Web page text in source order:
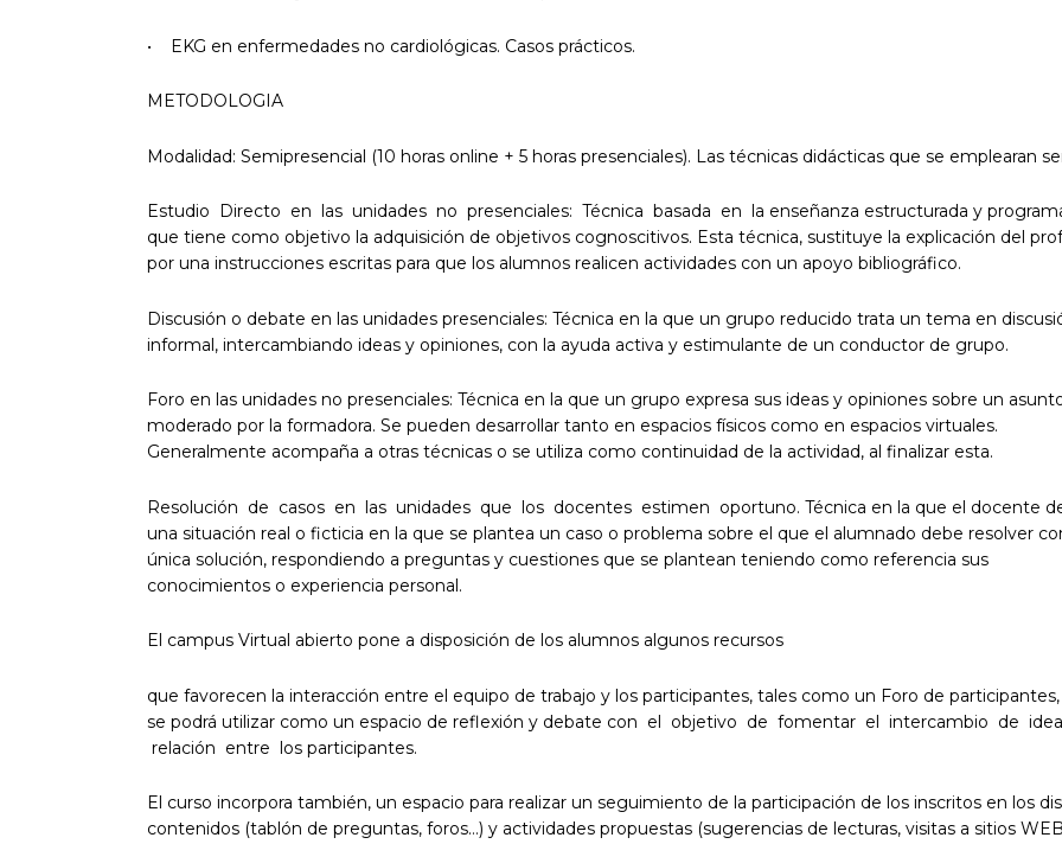
• EKG en enfermedades no cardiológicas. Casos prácticos.
METODOLOGIA
Modalidad: Semipresencial (10 horas online + 5 horas presenciales). Las técnicas didácticas que se emplearan
Estudio Directo en las unidades no presenciales: Técnica basada en la enseñanza estructurada y
que tiene como objetivo la adquisición de objetivos cognoscitivos. Esta técnica, sustituye la explicación del
por una instrucciones escritas para que los alumnos realicen actividades con un apoyo bibliográfico.
Discusión o debate en las unidades presenciales: Técnica en la que un grupo reducido trata un tema en
informal, intercambiando ideas y opiniones, con la ayuda activa y estimulante de un conductor de grupo.
Foro en las unidades no presenciales: Técnica en la que un grupo expresa sus ideas y opiniones sobre un
moderado por la formadora. Se pueden desarrollar tanto en espacios físicos como en espacios virtuales.
Generalmente acompaña a otras técnicas o se utiliza como continuidad de la actividad, al finalizar esta.
Resolución de casos en las unidades que los docentes estimen oportuno. Técnica en la que el docente
una situación real o ficticia en la que se plantea un caso o problema sobre el que el alumnado debe resolver
única solución, respondiendo a preguntas y cuestiones que se plantean teniendo como referencia sus
conocimientos o experiencia personal.
El campus Virtual abierto pone a disposición de los alumnos algunos recursos
que favorecen la interacción entre el equipo de trabajo y los participantes, tales como un Foro de
se podrá utilizar como un espacio de reflexión y debate con el objetivo de fomentar el intercambio de
relación entre los participantes.
El curso incorpora también, un espacio para realizar un seguimiento de la participación de los inscritos en los
contenidos (tablón de preguntas, foros…) y actividades propuestas (sugerencias de lecturas, visitas a sitios